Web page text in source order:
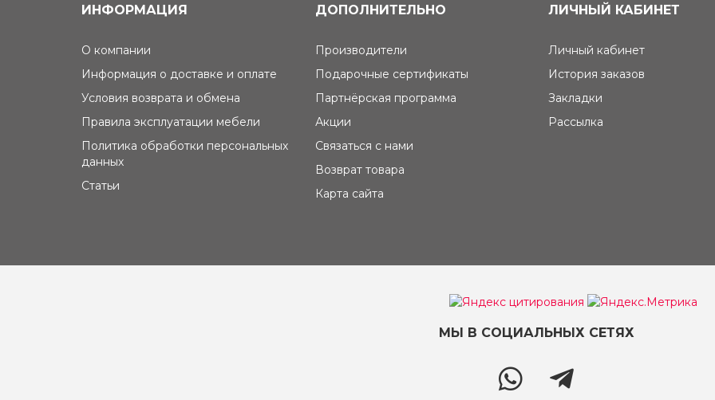
ИНФОРМАЦИЯ
О компании
Информация о доставке и оплате
Условия возврата и обмена
Правила эксплуатации мебели
Политика обработки персональных
данных
Статьи
ДОПОЛНИТЕЛЬНО
Производители
Подарочные сертификаты
Партнёрская программа
Акции
Связаться с нами
Возврат товара
Карта сайта
ЛИЧНЫЙ КАБИНЕТ
Личный кабинет
История заказов
Закладки
Рассылка
МЫ В СОЦИАЛЬНЫХ СЕТЯХ